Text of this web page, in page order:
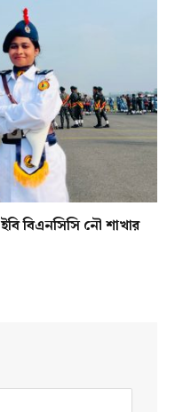
বিএনসিসি নৌ শাখার